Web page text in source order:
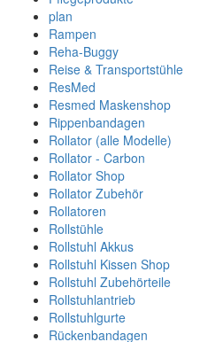
plan
Rampen
Reha-Buggy
Reise & Transportstühle
ResMed
Resmed Maskenshop
Rippenbandagen
Rollator (alle Modelle)
Rollator - Carbon
Rollator Shop
Rollator Zubehör
Rollatoren
Rollstühle
Rollstuhl Akkus
Rollstuhl Kissen Shop
Rollstuhl Zubehörteile
Rollstuhlantrieb
Rollstuhlgurte
Rückenbandagen